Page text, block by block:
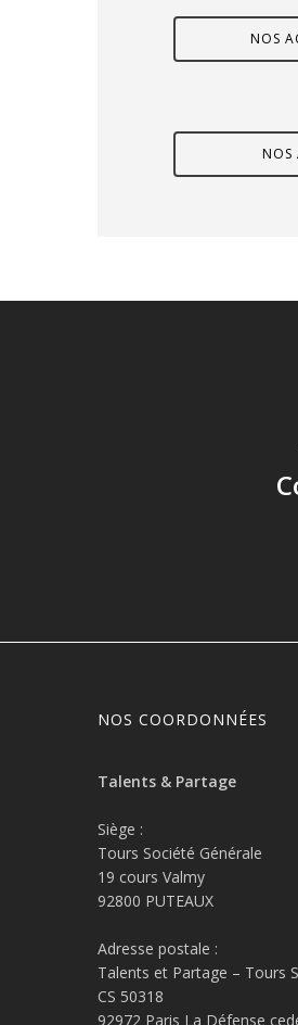
NOS
NOS
NOS COORDONNÉES
Talents & Partage
Siège :
Tours Société Générale
19 cours Valmy
92800 PUTEAUX
Adresse postale :
Talents et Partage – Tours
CS 50318
92972 Paris La Défense